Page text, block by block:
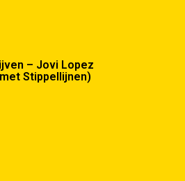
– Jovi Lopez
Stippellijnen)